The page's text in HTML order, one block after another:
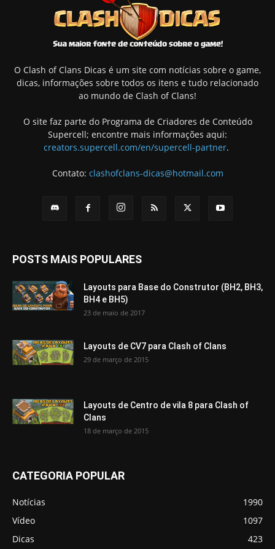
O Clash of Clans Dicas é um site com notícias sobre o game,
dicas, informações sobre todos os itens e tudo relacionado
ao mundo de Clash of Clans!
O site faz parte do Programa de Criadores de Conteúdo
Supercell; encontre mais informações aqui:
creators.supercell.com/en/supercell-partner.
Contato: clashofclans-dicas@hotmail.com
POSTS MAIS POPULARES
Layouts para Base do Construtor (BH2, BH3,
BH4 e BH5)
23 de maio de 2017
Layouts de CV7 para Clash of Clans
29 de março de 2015
Layouts de Centro de vila 8 para Clash of
Clans
18 de março de 2015
CATEGORIA POPULAR
Notícias
1990
Vídeo
1097
Dicas
423